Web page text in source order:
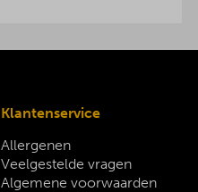
Klantenservice
Allergenen
Veelgestelde vragen
Algemene voorwaarden